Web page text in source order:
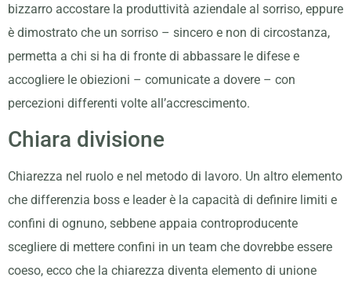
bizzarro accostare la produttività aziendale al sorriso, eppure
è dimostrato che un sorriso – sincero e non di circostanza,
permetta a chi si ha di fronte di abbassare le difese e
accogliere le obiezioni – comunicate a dovere – con
percezioni differenti volte all’accrescimento.
Chiara divisione
Chiarezza nel ruolo e nel metodo di lavoro. Un altro elemento
che differenzia boss e leader è la capacità di definire limiti e
confini di ognuno, sebbene appaia controproducente
scegliere di mettere confini in un team che dovrebbe essere
coeso, ecco che la chiarezza diventa elemento di unione